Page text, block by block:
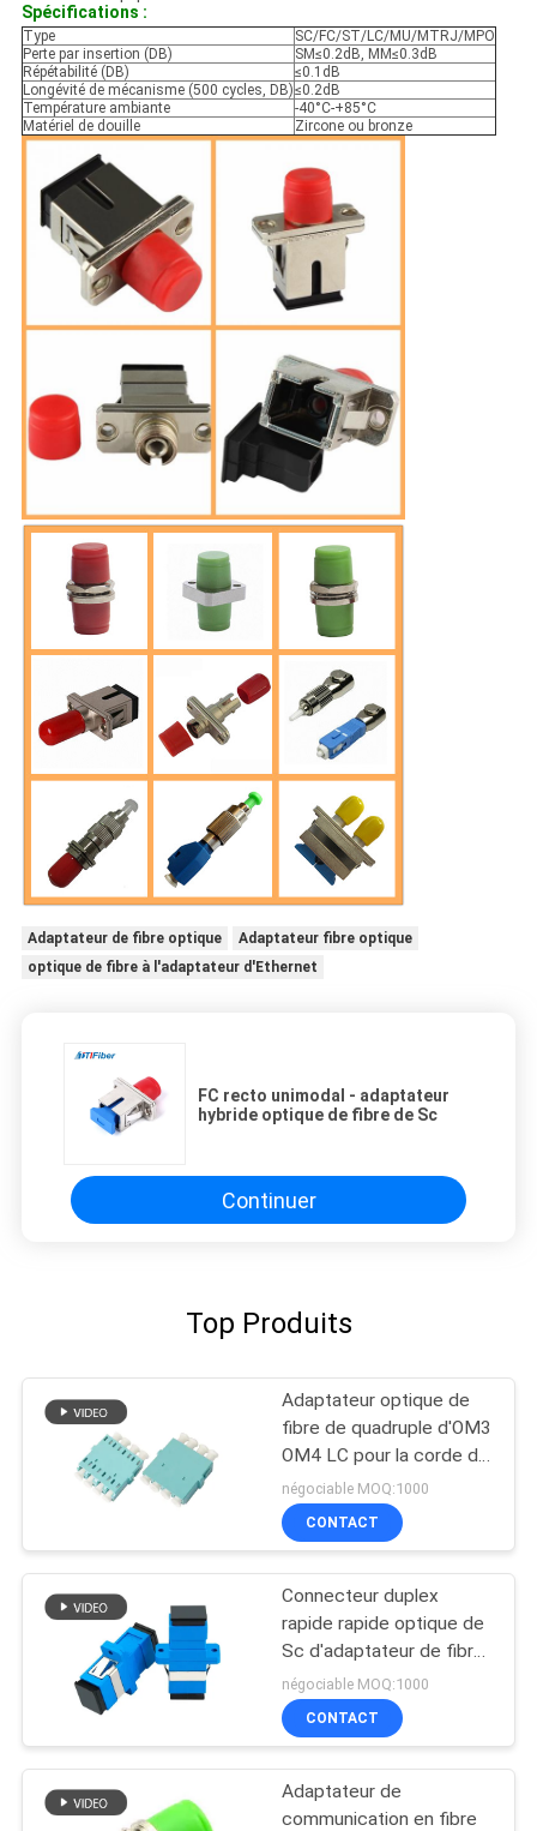
Spécifications :
Type
SC/FC/ST/LC/MU/MTRJ/MPO
Perte par insertion (DB)
SM≤0.2dB, MM≤0.3dB
Répétabilité (DB)
≤0.1dB
Longévité de mécanisme (500 cycles, DB)≤0.2dB
Température ambiante
-40°C-+85°C
Matériel de douille
Zircone ou bronze
Adaptateur de fibre optique
Adaptateur fibre optique
optique de fibre à l'adaptateur d'Ethernet
FC recto unimodal - adaptateur
hybride optique de fibre de Sc
Continuer
Top Produits
Adaptateur optique de
fibre de quadruple d'OM3
OM4 LC pour la corde de
correction de fibre,
bleu/beige/Aqua
négociable MOQ:1000
CONTACT
Connecteur duplex
rapide rapide optique de
Sc d'adaptateur de fibre
d'ODM d'OEM de mode
unitaire
négociable MOQ:1000
CONTACT
Adaptateur de
communication en fibre